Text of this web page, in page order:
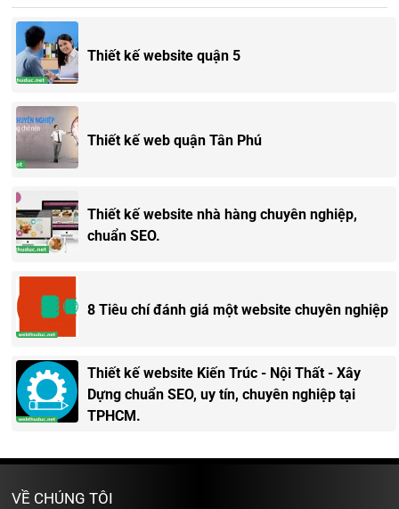
Thiết kế website quận 5
Thiết kế web quận Tân Phú
Thiết kế website nhà hàng chuyên nghiệp,
chuẩn SEO.
8 Tiêu chí đánh giá một website chuyên nghiệp
Thiết kế website Kiến Trúc - Nội Thất - Xây
Dựng chuẩn SEO, uy tín, chuyên nghiệp tại
TPHCM.
VỀ CHÚNG TÔI